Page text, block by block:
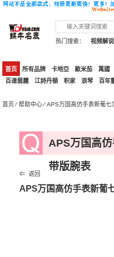
热门搜索：
视频解说
首页 所有品牌 卡地亞 歐米茄 萬國
百達翡麗
江詩丹頓 积家 浪琴 百年
首页⁄帮助中心⁄ APS万国高仿手表新葡
APS万国高
带版腕表
⇐ 返回
APS万国高仿手表新葡